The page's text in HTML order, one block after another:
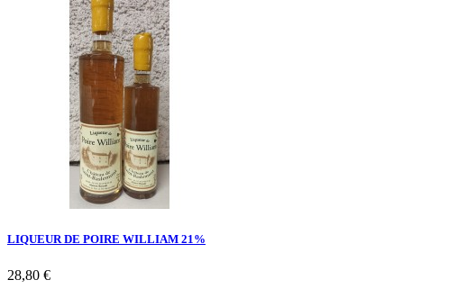
LIQUEUR DE POIRE WILLIAM 21%
28,80 €